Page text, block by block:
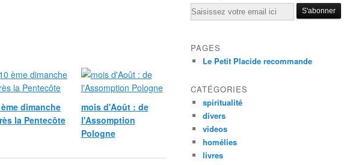
ème dimanche
la Pentecôte
mois d'Août : de
l'Assomption
Pologne
Email
PAGES
Le Petit Placide recommande
CATÉGORIES
spiritualité
divers
videos
homélies
livres